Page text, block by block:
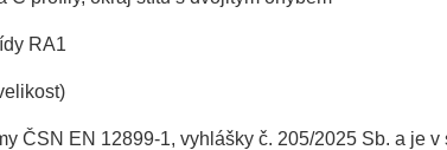
RA1
ČSN EN 12899-1, vyhlášky č. 205/2025 Sb. a je